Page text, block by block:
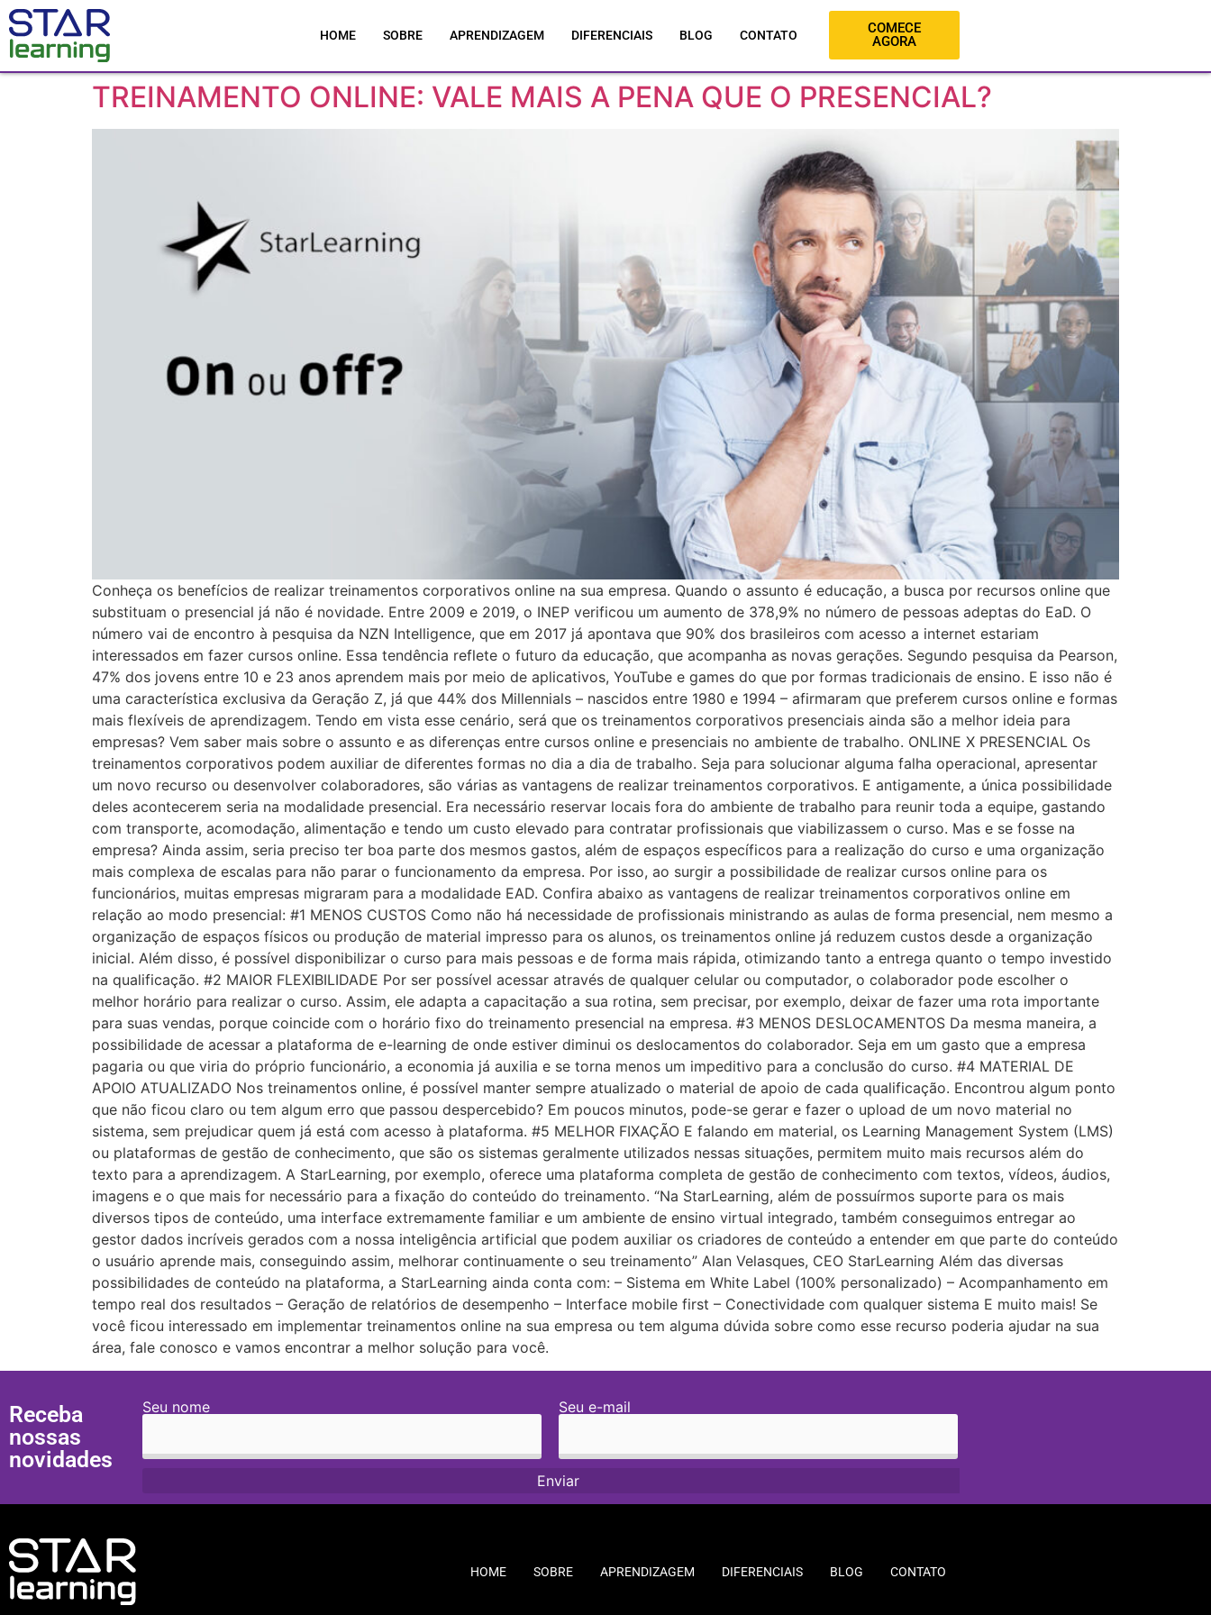
HOME SOBRE APRENDIZAGEM DIFERENCIAIS BLOG CONTATO
COMECE
AGORA
TREINAMENTO ONLINE: VALE MAIS A PENA QUE O PRESENCIAL?
Conheça os benefícios de realizar treinamentos corporativos online na sua empresa. Quando o assunto é educação, a busca por recursos online que
substituam o presencial já não é novidade. Entre 2009 e 2019, o INEP verificou um aumento de 378,9% no número de pessoas adeptas do EaD. O
número vai de encontro à pesquisa da NZN Intelligence, que em 2017 já apontava que 90% dos brasileiros com acesso a internet estariam
interessados em fazer cursos online. Essa tendência reflete o futuro da educação, que acompanha as novas gerações. Segundo pesquisa da Pearson,
47% dos jovens entre 10 e 23 anos aprendem mais por meio de aplicativos, YouTube e games do que por formas tradicionais de ensino. E isso não é
uma característica exclusiva da Geração Z, já que 44% dos Millennials – nascidos entre 1980 e 1994 – afirmaram que preferem cursos online e formas
mais flexíveis de aprendizagem. Tendo em vista esse cenário, será que os treinamentos corporativos presenciais ainda são a melhor ideia para
empresas? Vem saber mais sobre o assunto e as diferenças entre cursos online e presenciais no ambiente de trabalho. ONLINE X PRESENCIAL Os
treinamentos corporativos podem auxiliar de diferentes formas no dia a dia de trabalho. Seja para solucionar alguma falha operacional, apresentar
um novo recurso ou desenvolver colaboradores, são várias as vantagens de realizar treinamentos corporativos. E antigamente, a única possibilidade
deles acontecerem seria na modalidade presencial. Era necessário reservar locais fora do ambiente de trabalho para reunir toda a equipe, gastando
com transporte, acomodação, alimentação e tendo um custo elevado para contratar profissionais que viabilizassem o curso. Mas e se fosse na
empresa? Ainda assim, seria preciso ter boa parte dos mesmos gastos, além de espaços específicos para a realização do curso e uma organização
mais complexa de escalas para não parar o funcionamento da empresa. Por isso, ao surgir a possibilidade de realizar cursos online para os
funcionários, muitas empresas migraram para a modalidade EAD. Confira abaixo as vantagens de realizar treinamentos corporativos online em
relação ao modo presencial: #1 MENOS CUSTOS Como não há necessidade de profissionais ministrando as aulas de forma presencial, nem mesmo a
organização de espaços físicos ou produção de material impresso para os alunos, os treinamentos online já reduzem custos desde a organização
inicial. Além disso, é possível disponibilizar o curso para mais pessoas e de forma mais rápida, otimizando tanto a entrega quanto o tempo investido
na qualificação. #2 MAIOR FLEXIBILIDADE Por ser possível acessar através de qualquer celular ou computador, o colaborador pode escolher o
melhor horário para realizar o curso. Assim, ele adapta a capacitação a sua rotina, sem precisar, por exemplo, deixar de fazer uma rota importante
para suas vendas, porque coincide com o horário fixo do treinamento presencial na empresa. #3 MENOS DESLOCAMENTOS Da mesma maneira, a
possibilidade de acessar a plataforma de e-learning de onde estiver diminui os deslocamentos do colaborador. Seja em um gasto que a empresa
pagaria ou que viria do próprio funcionário, a economia já auxilia e se torna menos um impeditivo para a conclusão do curso. #4 MATERIAL DE
APOIO ATUALIZADO Nos treinamentos online, é possível manter sempre atualizado o material de apoio de cada qualificação. Encontrou algum ponto
que não ficou claro ou tem algum erro que passou despercebido? Em poucos minutos, pode-se gerar e fazer o upload de um novo material no
sistema, sem prejudicar quem já está com acesso à plataforma. #5 MELHOR FIXAÇÃO E falando em material, os Learning Management System (LMS)
ou plataformas de gestão de conhecimento, que são os sistemas geralmente utilizados nessas situações, permitem muito mais recursos além do
texto para a aprendizagem. A StarLearning, por exemplo, oferece uma plataforma completa de gestão de conhecimento com textos, vídeos, áudios,
imagens e o que mais for necessário para a fixação do conteúdo do treinamento. “Na StarLearning, além de possuírmos suporte para os mais
diversos tipos de conteúdo, uma interface extremamente familiar e um ambiente de ensino virtual integrado, também conseguimos entregar ao
gestor dados incríveis gerados com a nossa inteligência artificial que podem auxiliar os criadores de conteúdo a entender em que parte do conteúdo
o usuário aprende mais, conseguindo assim, melhorar continuamente o seu treinamento” Alan Velasques, CEO StarLearning Além das diversas
possibilidades de conteúdo na plataforma, a StarLearning ainda conta com: – Sistema em White Label (100% personalizado) – Acompanhamento em
tempo real dos resultados – Geração de relatórios de desempenho – Interface mobile first – Conectividade com qualquer sistema E muito mais! Se
você ficou interessado em implementar treinamentos online na sua empresa ou tem alguma dúvida sobre como esse recurso poderia ajudar na sua
área, fale conosco e vamos encontrar a melhor solução para você.
Receba
nossas
novidades
Seu nome Seu e-mail
HOME SOBRE APRENDIZAGEM DIFERENCIAIS BLOG CONTATO